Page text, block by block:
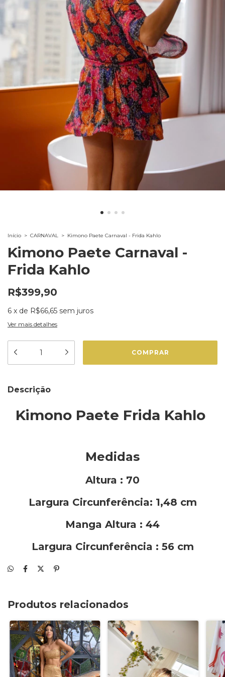
Início > CARNAVAL > Kimono Paete Carnaval - Frida Kahlo
Kimono Paete Carnaval -
Frida Kahlo
R$399,90
6 x de R$66,65 sem juros
Ver mais detalhes
Descrição
Kimono Paete Frida Kahlo
Medidas
Altura : 70
Largura Circunferência: 1,48 cm
Manga Altura : 44
Largura Circunferência : 56 cm
Produtos relacionados